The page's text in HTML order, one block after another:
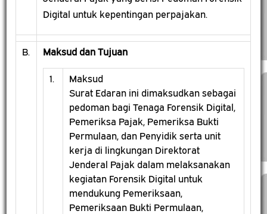
Digital untuk kepentingan perpajakan.
B. Maksud dan Tujuan
1.
Maksud
Surat Edaran ini dimaksudkan sebagai
pedoman bagi Tenaga Forensik Digital,
Pemeriksa Pajak, Pemeriksa Bukti
Permulaan, dan Penyidik serta unit
kerja di lingkungan Direktorat
Jenderal Pajak dalam melaksanakan
kegiatan Forensik Digital untuk
mendukung Pemeriksaan,
Pemeriksaan Bukti Permulaan,